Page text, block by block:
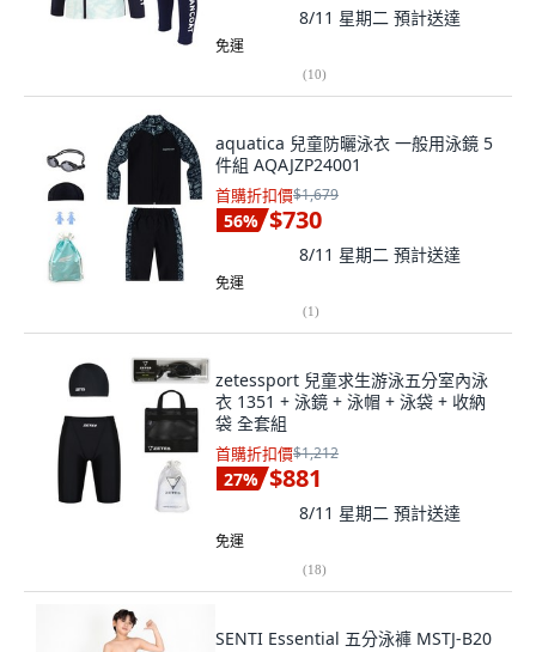
8/11 星期二 預計送達
免運
(10)
aquatica 兒童防曬泳衣 一般用泳鏡 5
件組 AQAJZP24001
首購折扣價$1,679
56% $730
8/11 星期二 預計送達
免運
(1)
zetessport 兒童求生游泳五分室內泳
衣 1351 + 泳鏡 + 泳帽 + 泳袋 + 收納
袋 全套組
首購折扣價$1,212
27% $881
8/11 星期二 預計送達
免運
(18)
SENTI Essential 五分泳褲 MSTJ-B20